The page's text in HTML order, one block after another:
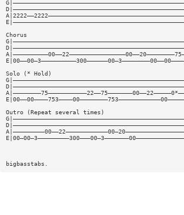
Chorus
Solo (* Hold)
Outro (Repeat several times)
bigbasstabs.